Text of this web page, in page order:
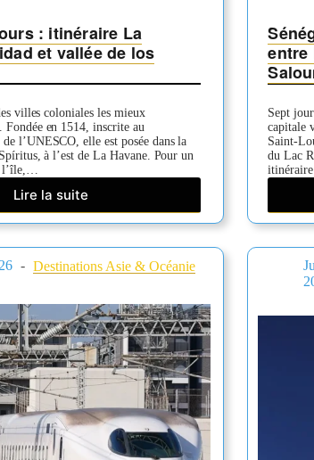
: itinéraire La
et vallée de los
villes coloniales les mieux
Fondée en 1514, inscrite au
l’UNESCO, elle est posée dans la
à l’est de La Havane. Pour un
Lire la suite
Cuba
en
jours
:
La
Havane,
Trinidad
et
vallée
de
los
Ingenios
entre
Sept
capitale
Saint-
du Lac
Destinations Asie & Océanie